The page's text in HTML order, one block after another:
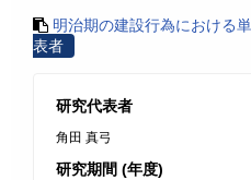
明治期の建設行為における
表者
研究代表者
角田 真弓
研究期間 (年度)